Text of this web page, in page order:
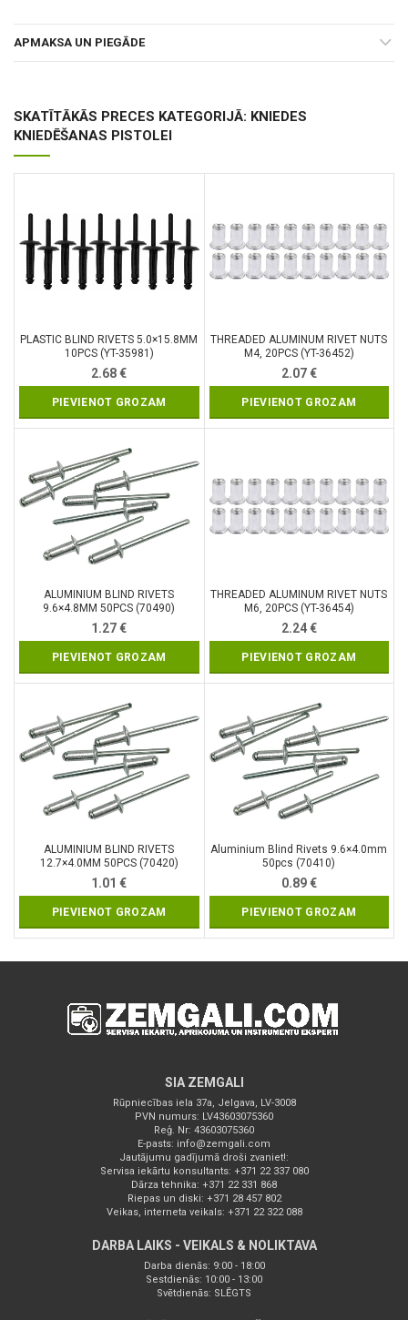
APMAKSA UN PIEGĀDE
SKATĪTĀKĀS PRECES KATEGORIJĀ: KNIEDES
KNIEDĒŠANAS PISTOLEI
PLASTIC BLIND RIVETS 5.0×15.8MM
10PCS (YT-35981)
2.68€
PIEVIENOT GROZAM
THREADED ALUMINUM RIVET NUTS
M4, 20PCS (YT-36452)
2.07€
PIEVIENOT GROZAM
ALUMINIUM BLIND RIVETS
9.6×4.8MM 50PCS (70490)
1.27€
PIEVIENOT GROZAM
THREADED ALUMINUM RIVET NUTS
M6, 20PCS (YT-36454)
2.24€
PIEVIENOT GROZAM
ALUMINIUM BLIND RIVETS
12.7×4.0MM 50PCS (70420)
1.01€
PIEVIENOT GROZAM
Aluminium Blind Rivets 9.6×4.0mm
50pcs (70410)
0.89€
PIEVIENOT GROZAM
SIA ZEMGALI
Rūpniecības iela 37a, Jelgava, LV-3008
PVN numurs: LV43603075360
Reģ. Nr: 43603075360
E-pasts: info@zemgali.com
Jautājumu gadījumā droši zvaniet!:
Servisa iekārtu konsultants: +371 22 337 080
Dārza tehnika: +371 22 331 868
Riepas un diski: +371 28 457 802
Veikas, interneta veikals: +371 22 322 088
DARBA LAIKS - VEIKALS & NOLIKTAVA
Darba dienās: 9:00 - 18:00
Sestdienās: 10:00 - 13:00
Svētdienās: SLĒGTS